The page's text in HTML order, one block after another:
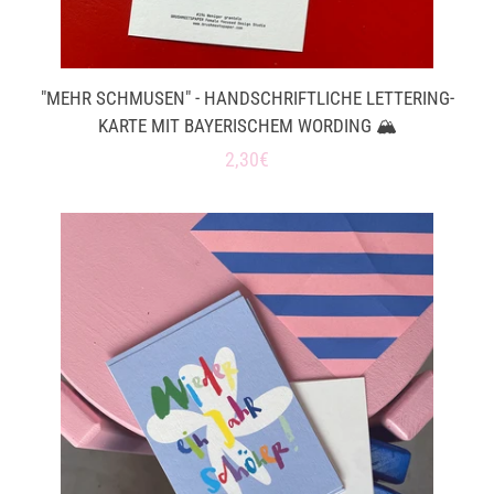
"MEHR SCHMUSEN" - HANDSCHRIFTLICHE LETTERING-
KARTE MIT BAYERISCHEM WORDING 🏔️
Normaler
2,30€